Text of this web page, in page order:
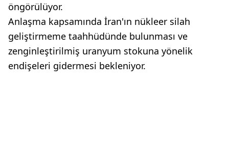
öngörülüyor.
Anlaşma kapsamında İran'ın nükleer silah
geliştirmeme taahhüdünde bulunması ve
zenginleştirilmiş uranyum stokuna yönelik
endişeleri gidermesi bekleniyor.